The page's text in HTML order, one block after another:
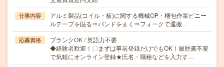
仕事内容
アルミ製品(コイル・板)に関する機械OP・梱包作業ビニー
ルテープを貼る⇒バンドをまく⇒フォークで運搬…
応募資格
ブランクOK / 英語力不要
◆経験者歓迎！〇まずは事前登録だけでもOK！履歴書不要
で気軽にオンライン登録★氏名・職種などを入力す…